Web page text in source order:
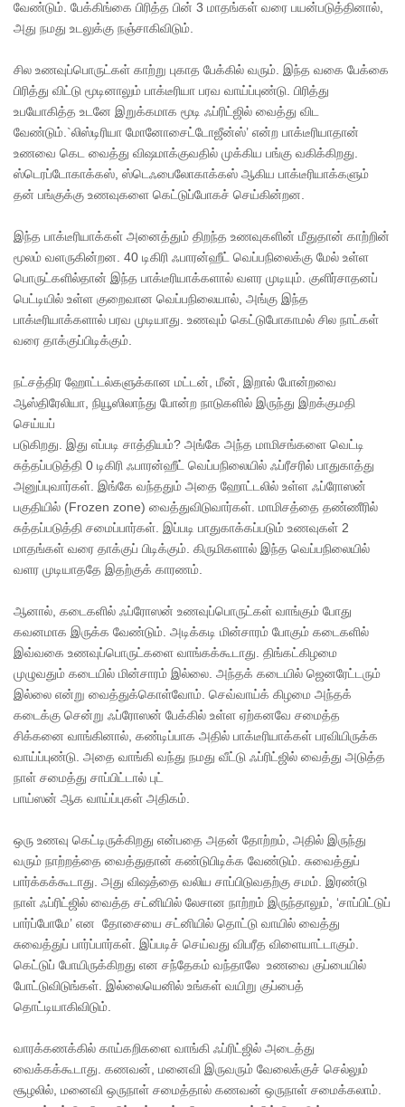
வேண்டும். பேக்கிங்கை பிரித்த பின் 3 மாதங்கள் வரை பயன்படுத்தினால்,
அது நமது உடலுக்கு நஞ்சாகிவிடும்.
சில உணவுப்பொருட்கள் காற்று புகாத பேக்கில் வரும். இந்த வகை பேக்கை
பிரித்து விட்டு மூடினாலும் பாக்டீரியா பரவ வாய்ப்புண்டு. பிரித்து
உபயோகித்த உடனே இறுக்கமாக மூடி ஃப்ரிட்ஜில் வைத்து விட
வேண்டும்.`லிஸ்டிரியா மோனோசைட்டோஜீன்ஸ்’ என்ற பாக்டீரியாதான்
உணவை கெட வைத்து விஷமாக்குவதில் முக்கிய பங்கு வகிக்கிறது.
ஸ்டெரப்டோகாக்கஸ், ஸ்டெஃபைலோகாக்கஸ் ஆகிய பாக்டீரியாக்களும்
தன் பங்குக்கு உணவுகளை கெட்டுப்போகச் செய்கின்றன.
இந்த பாக்டீரியாக்கள் அனைத்தும் திறந்த உணவுகளின் மீதுதான் காற்றின்
மூலம் வளருகின்றன. 40 டிகிரி ஃபாரன்ஹீட் வெப்பநிலைக்கு மேல் உள்ள
பொருட்களில்தான் இந்த பாக்டீரியாக்களால் வளர முடியும். குளிர்சாதனப்
பெட்டியில் உள்ள குறைவான வெப்பநிலையால், அங்கு இந்த
பாக்டீரியாக்களால் பரவ முடியாது. உணவும் கெட்டுபோகாமல் சில நாட்கள்
வரை தாக்குப்பிடிக்கும்.
நட்சத்திர ஹோட்டல்களுக்கான மட்டன், மீன், இறால் போன்றவை
ஆஸ்திரேலியா, நியூஸிலாந்து போன்ற நாடுகளில் இருந்து இறக்குமதி
செய்யப்
படுகிறது. இது எப்படி சாத்தியம்? அங்கே அந்த மாமிசங்களை வெட்டி
சுத்தப்படுத்தி 0 டிகிரி ஃபாரன்ஹீட் வெப்பநிலையில் ஃப்ரீசரில் பாதுகாத்து
அனுப்புவார்கள். இங்கே வந்ததும் அதை ஹோட்டலில் உள்ள ஃப்ரோஸன்
பகுதியில் (Frozen zone) வைத்துவிடுவார்கள். மாமிசத்தை தண்ணீரில்
சுத்தப்படுத்தி சமைப்பார்கள். இப்படி பாதுகாக்கப்படும் உணவுகள் 2
மாதங்கள் வரை தாக்குப் பிடிக்கும். கிருமிகளால் இந்த வெப்பநிலையில்
வளர முடியாததே இதற்குக் காரணம்.
ஆனால், கடைகளில் ஃப்ரோஸன் உணவுப்பொருட்கள் வாங்கும் போது
கவனமாக இருக்க வேண்டும். அடிக்கடி மின்சாரம் போகும் கடைகளில்
இவ்வகை உணவுப்பொருட்களை வாங்கக்கூடாது. திங்கட்கிழமை
முழுவதும் கடையில் மின்சாரம் இல்லை. அந்தக் கடையில் ஜெனரேட்டரும்
இல்லை என்று வைத்துக்கொள்வோம். செவ்வாய்க் கிழமை அந்தக்
கடைக்கு சென்று ஃப்ரோஸன் பேக்கில் உள்ள ஏற்கனவே சமைத்த
சிக்கனை வாங்கினால், கண்டிப்பாக அதில் பாக்டீரியாக்கள் பரவியிருக்க
வாய்ப்புண்டு. அதை வாங்கி வந்து நமது வீட்டு ஃப்ரிட்ஜில் வைத்து அடுத்த
நாள் சமைத்து சாப்பிட்டால் புட்
பாய்ஸன் ஆக வாய்ப்புகள் அதிகம்.
ஒரு உணவு கெட்டிருக்கிறது என்பதை அதன் தோற்றம், அதில் இருந்து
வரும் நாற்றத்தை வைத்துதான் கண்டுபிடிக்க வேண்டும். சுவைத்துப்
பார்க்கக்கூடாது. அது விஷத்தை வலிய சாப்பிடுவதற்கு சமம். இரண்டு
நாள் ஃப்ரிட்ஜில் வைத்த சட்னியில் லேசான நாற்றம் இருந்தாலும், ‘சாப்பிட்டுப்
பார்ப்போமே’ என தோசையை சட்னியில் தொட்டு வாயில் வைத்து
சுவைத்துப் பார்ப்பார்கள். இப்படிச் செய்வது விபரீத விளையாட்டாகும்.
கெட்டுப் போயிருக்கிறது என சந்தேகம் வந்தாலே உணவை குப்பையில்
போட்டுவிடுங்கள். இல்லையெனில் உங்கள் வயிறு குப்பைத்
தொட்டியாகிவிடும்.
வாரக்கணக்கில் காய்கறிகளை வாங்கி ஃப்ரிட்ஜில் அடைத்து
வைக்கக்கூடாது. கணவன், மனைவி இருவரும் வேலைக்குச் செல்லும்
சூழலில், மனைவி ஒருநாள் சமைத்தால் கணவன் ஒருநாள் சமைக்கலாம்.